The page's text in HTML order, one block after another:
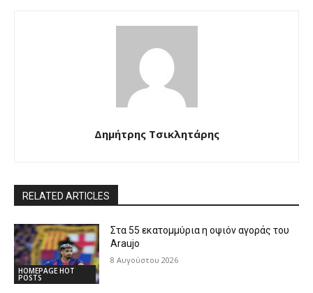
Δημήτρης Τσικλητάρης
RELATED ARTICLES
HOMEPAGE HOT
POSTS
Στα 55 εκατομμύρια η οψιόν αγοράς του
Araujo
8 Αυγούστου 2026